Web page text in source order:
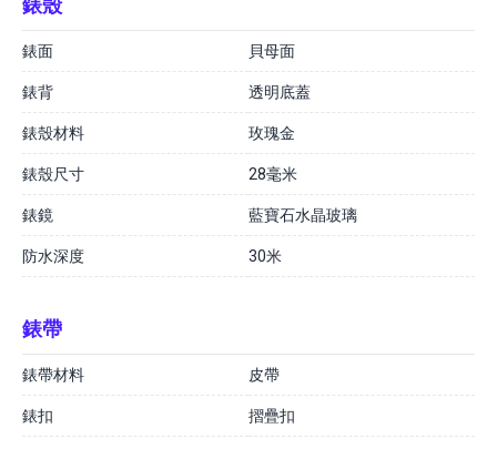
錶殼
錶面 貝母面
錶背 透明底蓋
錶殼材料 玫瑰金
錶殼尺寸 28毫米
錶鏡 藍寶石水晶玻璃
防水深度 30米
錶帶
錶帶材料 皮帶
錶扣 摺疊扣